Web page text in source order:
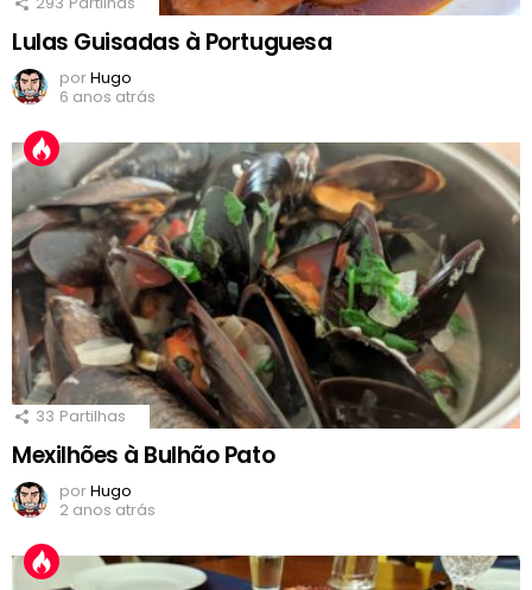
Lulas Guisadas à Portuguesa
porHugo
6 anos atrás
33 Partilhas
Mexilhões à Bulhão Pato
porHugo
2 anos atrás